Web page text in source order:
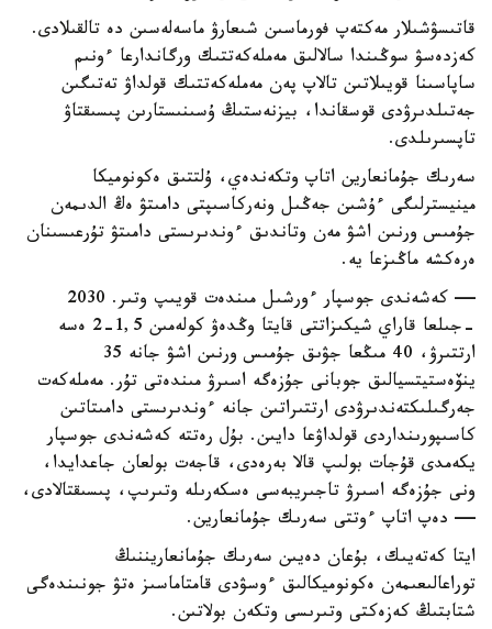
قاتىسۋشىلار مەكتەپ فورماسىن شىعارۋ ماسەلەسىن دە تالقىلادى.
كەزدەسۋ سوڭىندا سالالىق مەملەكەتتىك ورگاندارعا ءونىم
ساپاسىنا قويىلاتىن تالاپ پەن مەملەكەتتىك قولداۋ تەتىگىن
جەتىلدىرۋدى قوسقاندا، بيزنەستىڭ ۇسىنىستارىن پىسىقتاۋ
تاپسىرىلدى.
سەرىك جۇمانعارين اتاپ وتكەندەي، ۇلتتىق ەكونوميكا
مينيسترلىگى ءۇشىن جەڭىل ونەركاسىپتى دامىتۋ ەڭ الدىمەن
جۇمىس ورنىن اشۋ مەن وتاندىق ءوندىرىستى دامىتۋ تۇرعىسىنان
ەرەكشە ماڭىزعا يە.
— كەشەندى جوسپار ءورشىل مىندەت قويىپ وتىر. 2030
-جىلعا قاراي شيكىزاتتى قايتا وڭدەۋ كولەمىن 1,5-2 ەسە
ارتتىرۋ، 40 مىڭعا جۋىق جۇمىس ورنىن اشۋ جانە 35
ينۆەستيتسيالىق جوبانى جۇزەگە اسىرۋ مىندەتى تۇر. مەملەكەت
جەرگىلىكتەندىرۋدى ارتتىراتىن جانە ءوندىرىستى دامىتاتىن
كاسىپورىنداردى قولداۋعا دايىن. بۇل رەتتە كەشەندى جوسپار
يكەمدى قۇجات بولىپ قالا بەرەدى، قاجەت بولعان جاعدايدا،
ونى جۇزەگە اسىرۋ تاجىريبەسى ەسكەرىلە وتىرىپ، پىسىقتالادى،
— دەپ اتاپ ءوتتى سەرىك جۇمانعارين.
ايتا كەتەيىك، بۇعان دەيىن سەرىك جۇمانعاريننىڭ
توراعالىعىمەن ەكونوميكالىق ءوسۋدى قامتاماسىز ەتۋ جونىندەگى
شتابتىڭ كەزەكتى وتىرىسى وتكەن بولاتىن.